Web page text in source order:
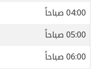
04:00 صباحاً
05:00 صباحاً
06:00 صباحاً